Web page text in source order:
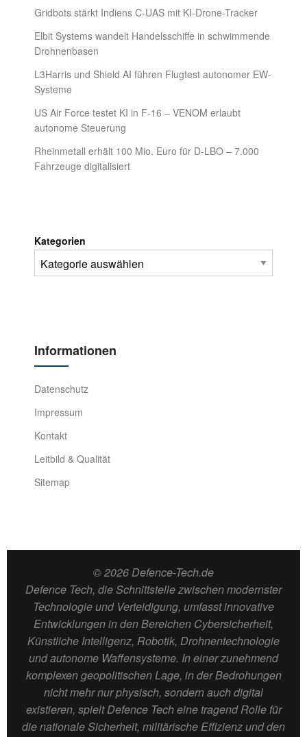
Gridbots stärkt Indiens C-UAS mit KI-Drone-Tracker
Elbit Systems wandelt Handelsschiffe in schwimmende
Drohnenbasen
L3Harris und Shield AI führen Flugtest autonomer EW-
Systeme
US Air Force testet KI in F-16 – VENOM erlaubt
autonome Steuerung
Rheinmetall erhält 100 Mio. Euro für D-LBO – 7.000
Fahrzeuge digitalisiert
Kategorien
Informationen
Datenschutz
Impressum
Kontakt
Leitbild & Qualität
Sitemap
© 2026 Defence-Tech.de
Defence Tech, die Schnittstelle zwischen modernster
Technologie und Verteidigung, umfasst innovative
Entwicklungen in den Bereichen Cybersicherheit,
Künstliche Intelligenz, Robotik, Drohnentechnologie
und autonome Waffensysteme. In einer zunehmend
komplexen geopolitischen Lage, in der Bedrohungen
nicht mehr nur physisch, sondern auch digital
existieren, spielt Defence Tech eine tragend Rolle für
die nationale Sicherheit, militärische Effizienz und den